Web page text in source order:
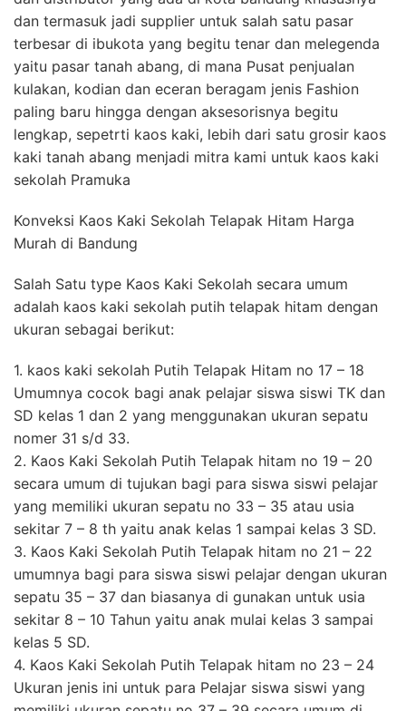
dan termasuk jadi supplier untuk salah satu pasar
terbesar di ibukota yang begitu tenar dan melegenda
yaitu pasar tanah abang, di mana Pusat penjualan
kulakan, kodian dan eceran beragam jenis Fashion
paling baru hingga dengan aksesorisnya begitu
lengkap, sepetrti kaos kaki, lebih dari satu grosir kaos
kaki tanah abang menjadi mitra kami untuk kaos kaki
sekolah Pramuka
Konveksi Kaos Kaki Sekolah Telapak Hitam Harga
Murah di Bandung
Salah Satu type Kaos Kaki Sekolah secara umum
adalah kaos kaki sekolah putih telapak hitam dengan
ukuran sebagai berikut:
1. kaos kaki sekolah Putih Telapak Hitam no 17 – 18
Umumnya cocok bagi anak pelajar siswa siswi TK dan
SD kelas 1 dan 2 yang menggunakan ukuran sepatu
nomer 31 s/d 33.
2. Kaos Kaki Sekolah Putih Telapak hitam no 19 – 20
secara umum di tujukan bagi para siswa siswi pelajar
yang memiliki ukuran sepatu no 33 – 35 atau usia
sekitar 7 – 8 th yaitu anak kelas 1 sampai kelas 3 SD.
3. Kaos Kaki Sekolah Putih Telapak hitam no 21 – 22
umumnya bagi para siswa siswi pelajar dengan ukuran
sepatu 35 – 37 dan biasanya di gunakan untuk usia
sekitar 8 – 10 Tahun yaitu anak mulai kelas 3 sampai
kelas 5 SD.
4. Kaos Kaki Sekolah Putih Telapak hitam no 23 – 24
Ukuran jenis ini untuk para Pelajar siswa siswi yang